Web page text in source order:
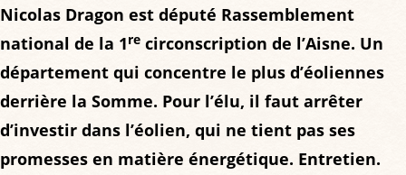
Nicolas Dragon est député Rassemblement
national de la 1re circonscription de l’Aisne. Un
département qui concentre le plus d’éoliennes
derrière la Somme. Pour l’élu, il faut arrêter
d’investir dans l’éolien, qui ne tient pas ses
promesses en matière énergétique. Entretien.